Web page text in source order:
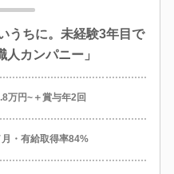
うちに。未経験3年目で
カンパニー」
万円~＋賞与年2回
・有給取得率84%